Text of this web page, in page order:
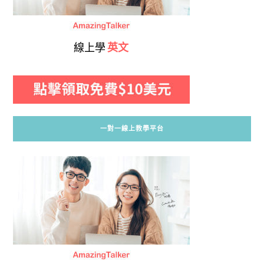
線上學 英文
一對一線上教學平台